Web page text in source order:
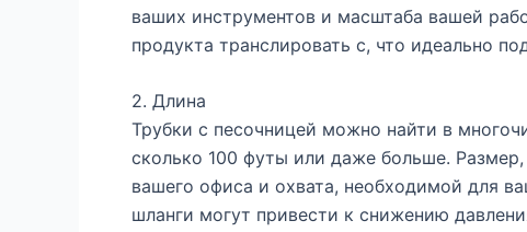
ваших инструментов и масштаба вашей
продукта транслировать с, что идеально
2. Длина
Трубки с песочницей можно найти в
сколько 100 футы или даже больше.
вашего офиса и охвата, необходимой для
шланги могут привести к снижению